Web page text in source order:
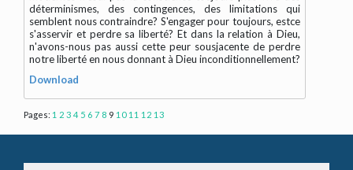
déterminismes, des contingences, des limitations qui
semblent nous contraindre? S'engager pour toujours, estce
s'asservir et perdre sa liberté? Et dans la relation à Dieu,
n'avons-nous pas aussi cette peur sousjacente de perdre
notre liberté en nous donnant à Dieu inconditionnellement?
Download
Pages: 1 2 3 4 5 6 7 8 9 10 11 12 13